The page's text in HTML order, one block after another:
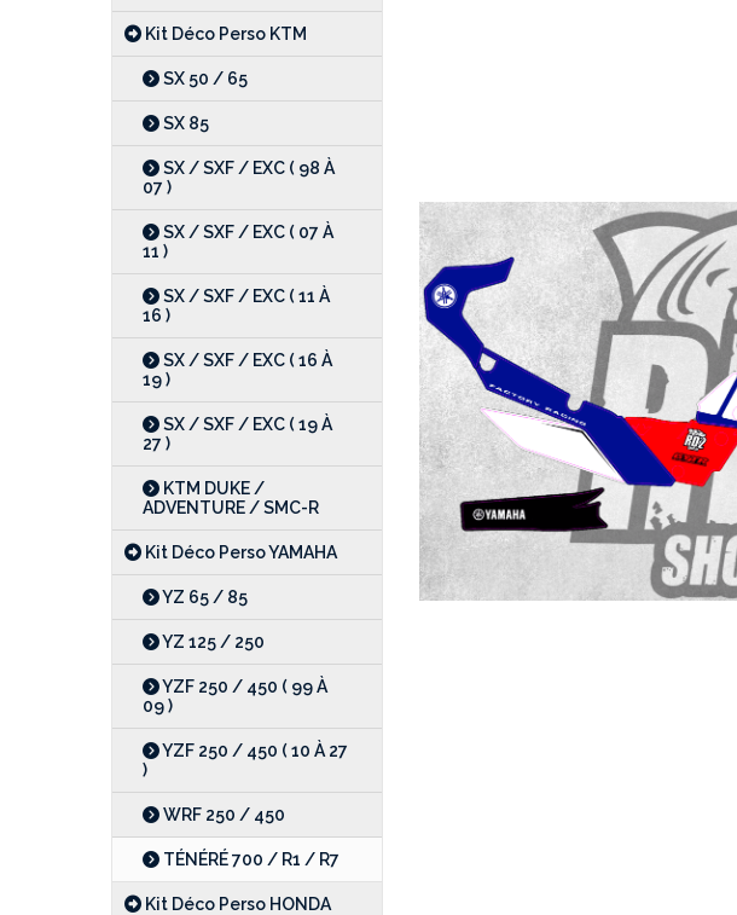
Kit Déco Perso KTM
SX 50 / 65
SX 85
SX / SXF / EXC ( 98 À
07 )
SX / SXF / EXC ( 07 À
11 )
SX / SXF / EXC ( 11 À
16 )
SX / SXF / EXC ( 16 À
19 )
SX / SXF / EXC ( 19 À
27 )
KTM DUKE /
ADVENTURE / SMC-R
Kit Déco Perso YAMAHA
YZ 65 / 85
YZ 125 / 250
YZF 250 / 450 ( 99 À
09 )
YZF 250 / 450 ( 10 À 27
)
WRF 250 / 450
TÉNÉRÉ 700 / R1 / R7
Kit Déco Perso HONDA